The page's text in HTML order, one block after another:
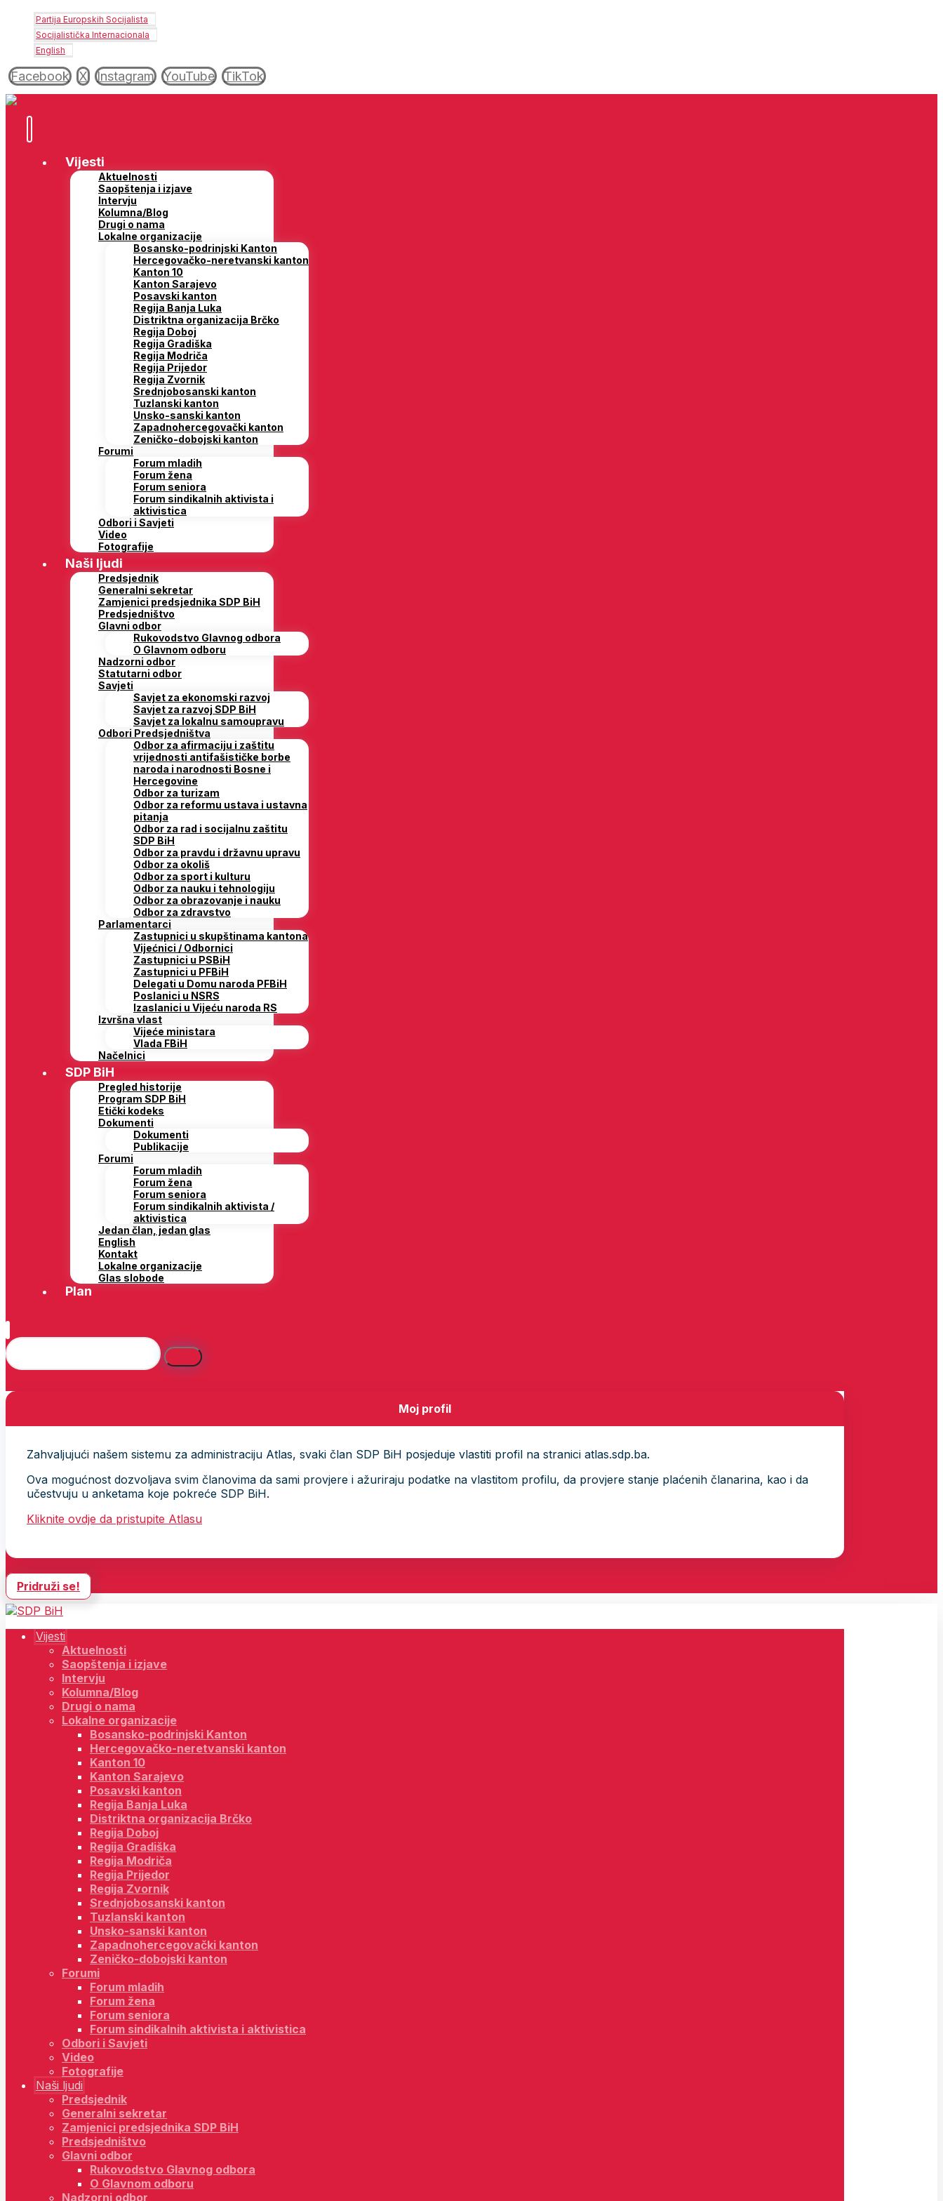
Partija Europskih Socijalista
Socijalistička Internacionala
English
Facebook X Instagram YouTube TikTok
Vijesti
Aktuelnosti
Saopštenja i izjave
Intervju
Kolumna/Blog
Drugi o nama
Lokalne organizacije
Bosansko-podrinjski Kanton
Hercegovačko-neretvanski kanton
Kanton 10
Kanton Sarajevo
Posavski kanton
Regija Banja Luka
Distriktna organizacija Brčko
Regija Doboj
Regija Gradiška
Regija Modriča
Regija Prijedor
Regija Zvornik
Srednjobosanski kanton
Tuzlanski kanton
Unsko-sanski kanton
Zapadnohercegovački kanton
Zeničko-dobojski kanton
Forumi
Forum mladih
Forum žena
Forum seniora
Forum sindikalnih aktivista i
aktivistica
Odbori i Savjeti
Video
Fotografije
Naši ljudi
Predsjednik
Generalni sekretar
Zamjenici predsjednika SDP BiH
Predsjedništvo
Glavni odbor
Rukovodstvo Glavnog odbora
O Glavnom odboru
Nadzorni odbor
Statutarni odbor
Savjeti
Savjet za ekonomski razvoj
Savjet za razvoj SDP BiH
Savjet za lokalnu samoupravu
Odbori Predsjedništva
Odbor za afirmaciju i zaštitu
vrijednosti antifašističke borbe
naroda i narodnosti Bosne i
Hercegovine
Odbor za turizam
Odbor za reformu ustava i ustavna
pitanja
Odbor za rad i socijalnu zaštitu
SDP BiH
Odbor za pravdu i državnu upravu
Odbor za okoliš
Odbor za sport i kulturu
Odbor za nauku i tehnologiju
Odbor za obrazovanje i nauku
Odbor za zdravstvo
Parlamentarci
Zastupnici u skupštinama kantona
Vijećnici / Odbornici
Zastupnici u PSBiH
Zastupnici u PFBiH
Delegati u Domu naroda PFBiH
Poslanici u NSRS
Izaslanici u Vijeću naroda RS
Izvršna vlast
Vijeće ministara
Vlada FBiH
Načelnici
SDP BiH
Pregled historije
Program SDP BiH
Etički kodeks
Dokumenti
Dokumenti
Publikacije
Forumi
Forum mladih
Forum žena
Forum seniora
Forum sindikalnih aktivista /
aktivistica
Jedan član, jedan glas
English
Kontakt
Lokalne organizacije
Glas slobode
Plan
Moj profil
Zahvaljujući našem sistemu za administraciju Atlas, svaki član SDP BiH posjeduje vlastiti profil na stranici atlas.sdp.ba.
Ova mogućnost dozvoljava svim članovima da sami provjere i ažuriraju podatke na vlastitom profilu, da provjere stanje plaćenih članarina, kao i da
učestvuju u anketama koje pokreće SDP BiH.
Kliknite ovdje da pristupite Atlasu
Pridruži se!
Vijesti
Aktuelnosti
Saopštenja i izjave
Intervju
Kolumna/Blog
Drugi o nama
Lokalne organizacije
Bosansko-podrinjski Kanton
Hercegovačko-neretvanski kanton
Kanton 10
Kanton Sarajevo
Posavski kanton
Regija Banja Luka
Distriktna organizacija Brčko
Regija Doboj
Regija Gradiška
Regija Modriča
Regija Prijedor
Regija Zvornik
Srednjobosanski kanton
Tuzlanski kanton
Unsko-sanski kanton
Zapadnohercegovački kanton
Zeničko-dobojski kanton
Forumi
Forum mladih
Forum žena
Forum seniora
Forum sindikalnih aktivista i aktivistica
Odbori i Savjeti
Video
Fotografije
Naši ljudi
Predsjednik
Generalni sekretar
Zamjenici predsjednika SDP BiH
Predsjedništvo
Glavni odbor
Rukovodstvo Glavnog odbora
O Glavnom odboru
Nadzorni odbor